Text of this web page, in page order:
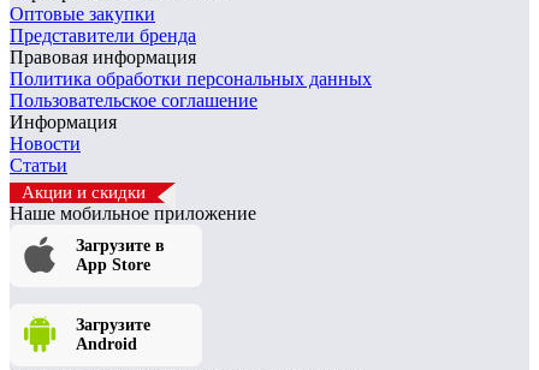
Оптовые закупки
Представители бренда
Правовая информация
Политика обработки персональных данных
Пользовательское соглашение
Информация
Новости
Статьи
Акции и скидки
Наше мобильное приложение
Загрузите в
App Store
Загрузите
Android